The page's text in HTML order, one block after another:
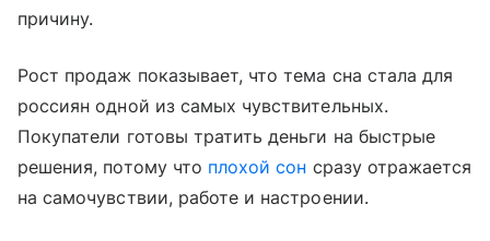
причину.
Рост продаж показывает, что тема сна стала для
россиян одной из самых чувствительных.
Покупатели готовы тратить деньги на быстрые
решения, потому что плохой сон сразу отражается
на самочувствии, работе и настроении.